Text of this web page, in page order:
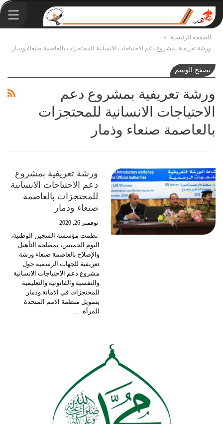
الصفحة الرئيسية
ورشة تعريفية بمشروع دعم الاحتياجات الانسانية للمحتجزات بالعاصمة صنعاء وذمار
تصفح الوسم
ورشة تعريفية بمشروع دعم
الاحتياجات الانسانية للمحتجزات
بالعاصمة صنعاء وذمار
ورشة تعريفية بمشروع
دعم الاحتياجات الانسانية
للمحتجزات بالعاصمة
صنعاء وذمار
نوفمبر 26, 2020
نظمت مؤسسة السجين الوطنية،
اليوم الخميس، بمصلحة التأهيل
والإصلاح بالعاصمة صنعاء ورشة
تعريفية للجهات الرسمية حول
مشروع دعم الاحتياجات الانسانية
والنفسية والقانونية والتعليمية
للمحتجزات في الامانة وذمار
بتمويل منظمة الامم المتحدة
للمرأة. …